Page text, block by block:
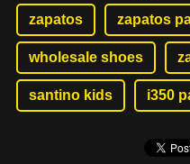
zapatos zapatos
wholesale shoes
santino kids i350